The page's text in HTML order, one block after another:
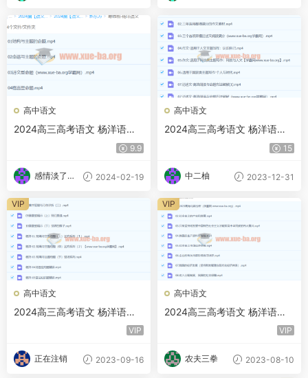
高中语文
2024高三高考语文 杨洋语文
9.9
感情淡了请
2024-02-19
高中语文
2024高三高考语文 杨洋语文
15
中二柚 2023-12-31
高中语文
2024高三高考语文 杨洋语文
VIP
正在注销 2023-09-16
VIP
高中语文
2024高三高考语文 杨洋语文
VIP
农夫三拳 2023-08-10
VIP